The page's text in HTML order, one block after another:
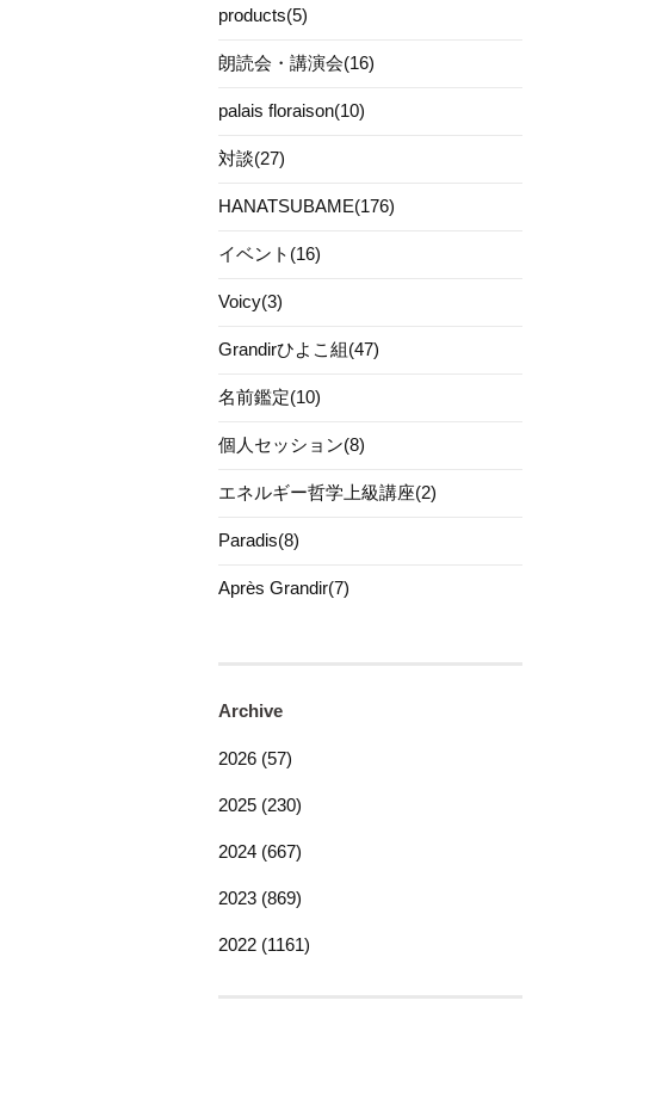
products(5)
朗読会・講演会(16)
palais floraison(10)
対談(27)
HANATSUBAME(176)
イベント(16)
Voicy(3)
Grandirひよこ組(47)
名前鑑定(10)
個人セッション(8)
エネルギー哲学上級講座(2)
Paradis(8)
Après Grandir(7)
Archive
2026 (57)
2025 (230)
2024 (667)
2023 (869)
2022 (1161)